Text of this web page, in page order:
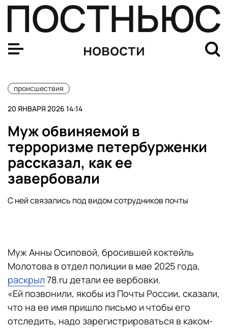
новости
происшествия
20 ЯНВАРЯ 2026 14:14
Муж обвиняемой в
терроризме петербурженки
рассказал, как ее
завербовали
С ней связались под видом сотрудников почты
Муж Анны Осиповой, бросившей коктейль
Молотова в отдел полиции в мае 2025 года,
раскрыл78.ru детали ее вербовки.
«Ей позвонили, якобы из Почты России, сказали,
что на ее имя пришло письмо и чтобы его
отследить, надо зарегистрироваться в каком-
Тюменец выбросил в мусор коробку с деньгами и не